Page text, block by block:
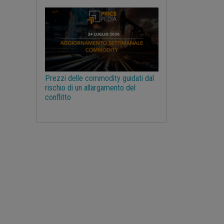
Legno e Carta
Legno ingegnerizzato Litio
Macroeconomia Magnesio
Management Manganese
Materie prime farmaceutiche
Mercati Concorrenziali
Mercati d'asta
Prezzi delle commodity guidati dal
rischio di un allargamento del
conflitto